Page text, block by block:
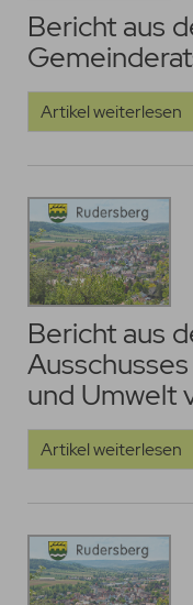
Bericht aus
Artikel weiterlesen
Bericht aus
und Umwelt
Artikel weiterlesen